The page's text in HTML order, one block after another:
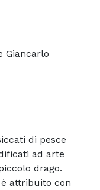
Giancarlo
di pesce
ad arte
drago.
attribuito con